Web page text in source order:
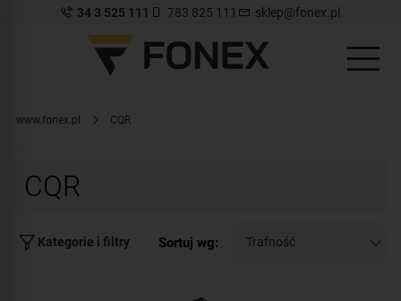
34 3 525 111 783 825 111 sklep@fonex.pl
www.fonex.pl CQR
CQR
Kategorie i filtry Sortuj wg: